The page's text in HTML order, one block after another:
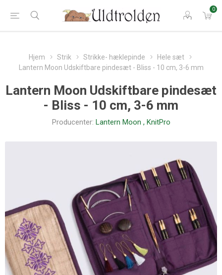
0
Hjem Strik Strikke- hæklepinde
Hele sæt
Lantern Moon Udskiftbare pindesæt - Bliss - 10 cm, 3-6 mm
Lantern Moon Udskiftbare pindesæt
- Bliss - 10 cm, 3-6 mm
Producenter: Lantern Moon , KnitPro